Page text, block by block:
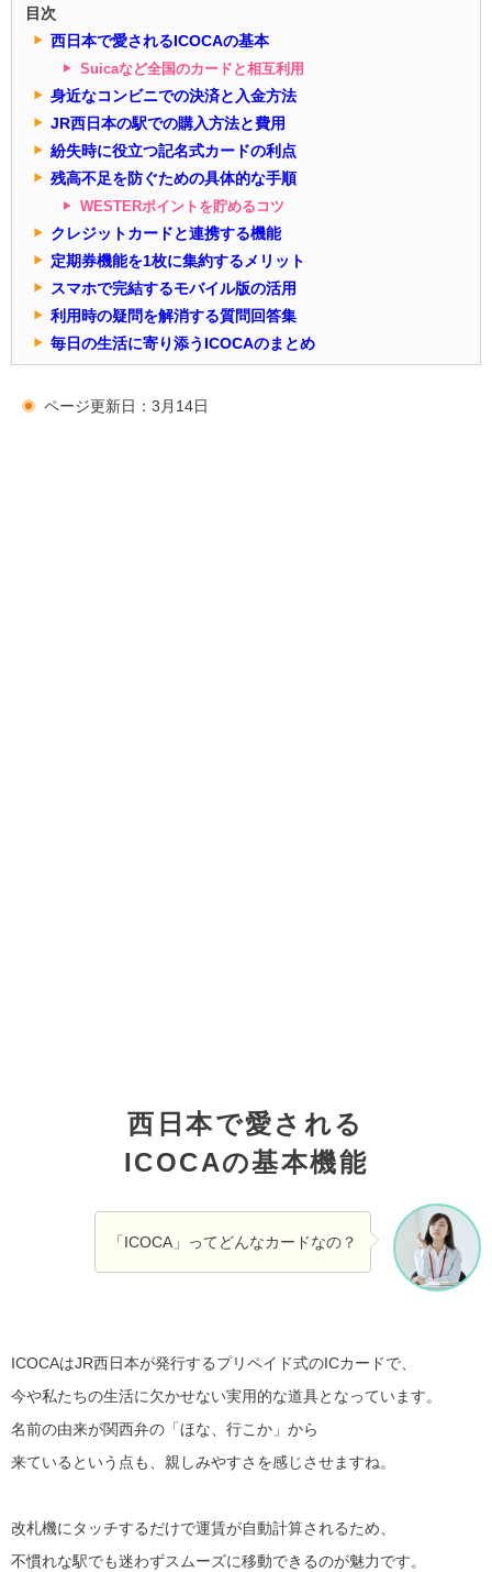
目次
西日本で愛されるICOCAの基本
Suicaなど全国のカードと相互利用
身近なコンビニでの決済と入金方法
JR西日本の駅での購入方法と費用
紛失時に役立つ記名式カードの利点
残高不足を防ぐための具体的な手順
WESTERポイントを貯めるコツ
クレジットカードと連携する機能
定期券機能を1枚に集約するメリット
スマホで完結するモバイル版の活用
利用時の疑問を解消する質問回答集
毎日の生活に寄り添うICOCAのまとめ
ページ更新日：3月14日
西日本で愛される
ICOCAの基本機能
「ICOCA」ってどんなカードなの？
ICOCAはJR西日本が発行するプリペイド式のICカードで、
今や私たちの生活に欠かせない実用的な道具となっています。
名前の由来が関西弁の「ほな、行こか」から
来ているという点も、親しみやすさを感じさせますね。
改札機にタッチするだけで運賃が自動計算されるため、
不慣れな駅でも迷わずスムーズに移動できるのが魅力です。